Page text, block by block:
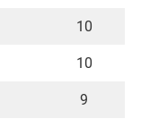
10
10
9